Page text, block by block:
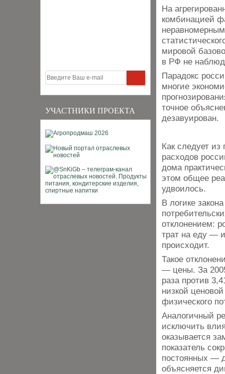
УЧАСТНИКИ ПРОЕКТА
На
комбинацией
мировой
в РФ не
Парадокс
многие
точное
дезавуирован.
Как следует из
расходов
дома
этом общее
удвоилось.
В логике
отклонением:
трат на еду —
происходит.
Такое
— цены. За
раза против
низкой
физического
Аналогичный
исключить
оказывается
показатель
постоянных —
объясняется